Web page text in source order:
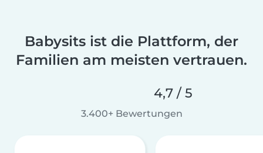
Babysits ist die Plattform, der
Familien am meisten vertrauen.
4,7 / 5
3.400+ Bewertungen